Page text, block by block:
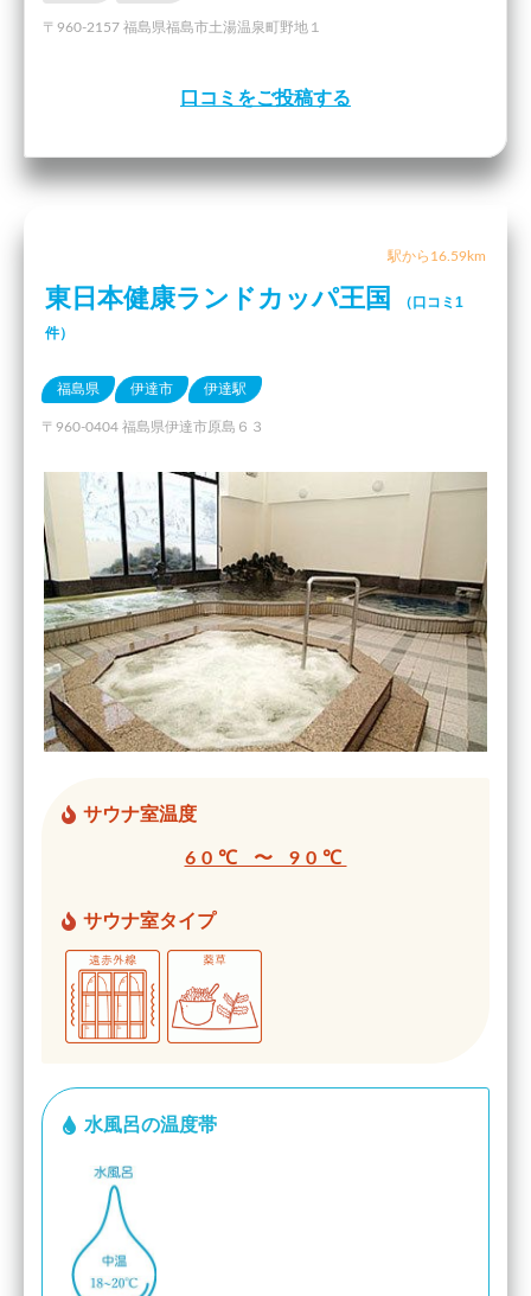
〒960-2157 福島県福島市土湯温泉町野地１
口コミをご投稿する
駅から16.59km
東日本健康ランドカッパ王国
（口コミ1
件）
福島県 伊達市 伊達駅
〒960-0404 福島県伊達市原島６３
サウナ室温度
60℃ 〜 90℃
サウナ室タイプ
水風呂の温度帯